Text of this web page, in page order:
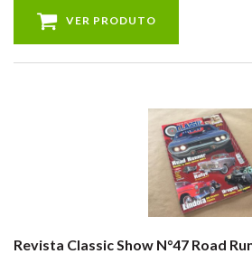
VER PRODUTO
Revista Classic Show N°47 Road